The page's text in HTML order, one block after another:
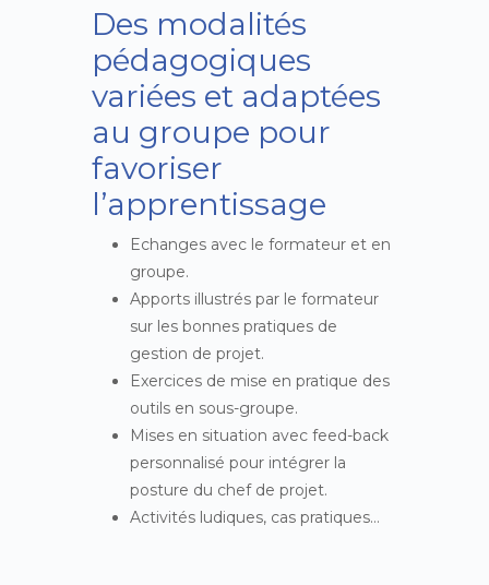
Des modalités
pédagogiques
variées et adaptées
au groupe pour
favoriser
l’apprentissage
Echanges avec le formateur et en
groupe.
Apports illustrés par le formateur
sur les bonnes pratiques de
gestion de projet.
Exercices de mise en pratique des
outils en sous-groupe.
Mises en situation avec feed-back
personnalisé pour intégrer la
posture du chef de projet.
Activités ludiques, cas pratiques…